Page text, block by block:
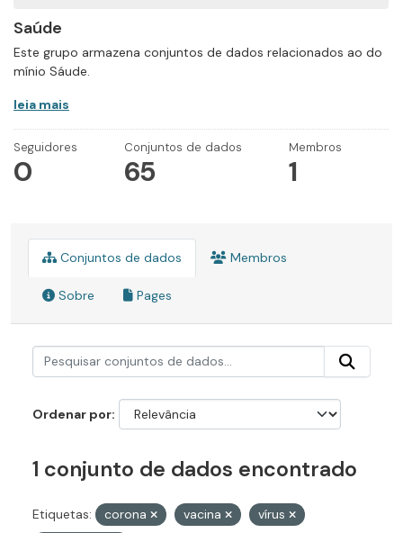
Saúde
Este grupo armazena conjuntos de dados relacionados ao do
mínio Sáude.
leia mais
Seguidores
0
Conjuntos de dados
65
Membros
1
Conjuntos de dados Membros
Sobre Pages
Ordenar por
1 conjunto de dados encontrado
Etiquetas: corona vacina
vírus